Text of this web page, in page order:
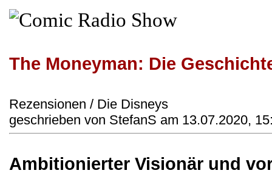
The Moneyman: Die
Rezensionen / Die Disneys
geschrieben von StefanS am 13.07.2020,
Ambitionierter Visionär und